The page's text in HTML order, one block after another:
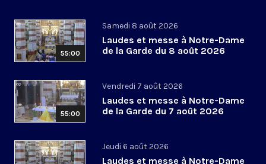
55:00
Samedi 8 août 2026
Laudes et messe à Notre-Dame
de la Garde du 8 août 2026
55:00
Vendredi 7 août 2026
Laudes et messe à Notre-Dame
de la Garde du 7 août 2026
Jeudi 6 août 2026
Laudes et messe à Notre-Dame